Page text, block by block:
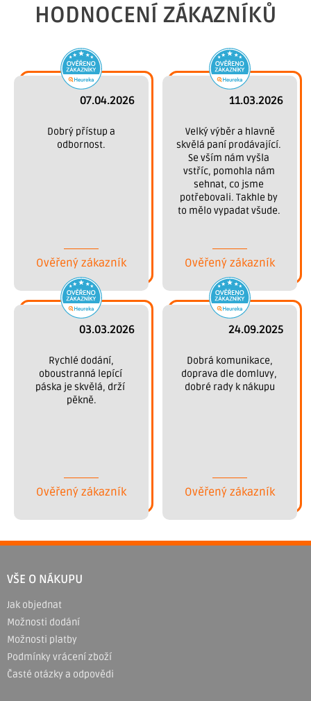
HODNOCENÍ ZÁKAZNÍKŮ
07.04.2026
odbornost.
Ověřený zákazník
11.03.2026
skvělá paní prodávající.
Se vším nám vyšla
vstříc, pomohla nám
sehnat, co jsme
potřebovali. Takhle by
to mělo vypadat všude.
Ověřený zákazník
03.03.2026
oboustranná lepící
páska je skvělá, drží
pěkně.
Ověřený zákazník
24.09.2025
doprava dle domluvy,
dobré rady k nákupu
Ověřený zákazník
á
a
VŠE O NÁKUPU
Jak objednat
Možnosti dodání
Možnosti platby
Podmínky vrácení zboží
Časté otázky a odpovědi